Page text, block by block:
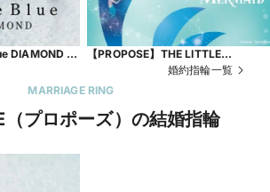
DIAMOND ～
【PROPOSE】THE LITTLE
MERMAID ～Emerald Lagoon～
婚約指輪一覧
MARRIAGE RING
（プロポーズ）の結婚指輪